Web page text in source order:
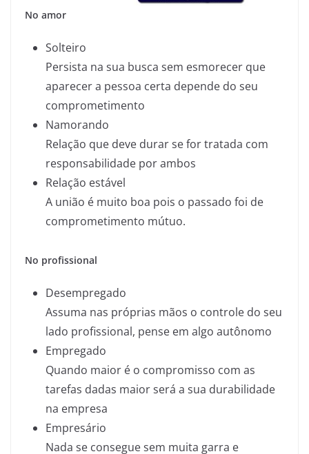
No amor
Solteiro
Persista na sua busca sem esmorecer que
aparecer a pessoa certa depende do seu
comprometimento
Namorando
Relação que deve durar se for tratada com
responsabilidade por ambos
Relação estável
A união é muito boa pois o passado foi de
comprometimento mútuo.
No profissional
Desempregado
Assuma nas próprias mãos o controle do seu
lado profissional, pense em algo autônomo
Empregado
Quando maior é o compromisso com as
tarefas dadas maior será a sua durabilidade
na empresa
Empresário
Nada se consegue sem muita garra e